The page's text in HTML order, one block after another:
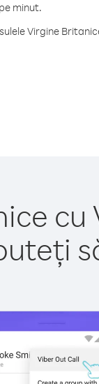
minut.
Virgine
cu